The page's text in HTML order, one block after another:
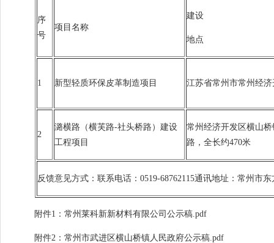
序
号
项目名称
建设
地点
1 新型轻质环保皮革制造项目 江苏省常州市常州经
2
潞横路（横芙路-社头桥路）建设
工程项目
常州经济开发区横山
路，全长约470米
反馈意见方式：联系电话：0519-68762115通讯地址：常州市
附件1：常州莱科新新材料有限公司公示稿.pdf
附件2：常州市武进区横山桥镇人民政府公示稿.pdf